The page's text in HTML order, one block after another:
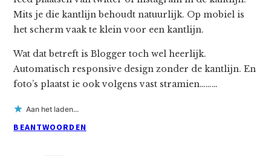
Mits je die kantlijn behoudt natuurlijk. Op mobiel is
het scherm vaak te klein voor een kantlijn.
Wat dat betreft is Blogger toch wel heerlijk.
Automatisch responsive design zonder de kantlijn. En
foto’s plaatst ie ook volgens vast stramien………
Aan het laden...
BEANTWOORDEN